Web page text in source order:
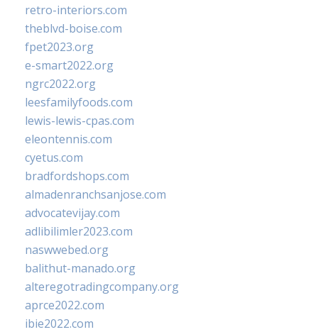
retro-interiors.com
theblvd-boise.com
fpet2023.org
e-smart2022.org
ngrc2022.org
leesfamilyfoods.com
lewis-lewis-cpas.com
eleontennis.com
cyetus.com
bradfordshops.com
almadenranchsanjose.com
advocatevijay.com
adlibilimler2023.com
naswwebed.org
balithut-manado.org
alteregotradingcompany.org
aprce2022.com
ibie2022.com